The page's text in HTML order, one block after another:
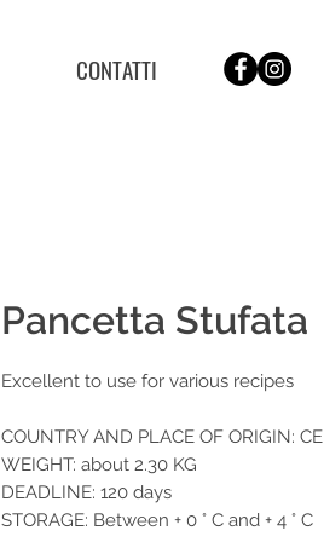
CONTATTI
Pancetta Stufata
Excellent to use for various recipes
COUNTRY AND PLACE OF ORIGIN: CE
WEIGHT: about 2.30 KG
DEADLINE: 120 days
STORAGE: Between + 0 ° C and + 4 ° C